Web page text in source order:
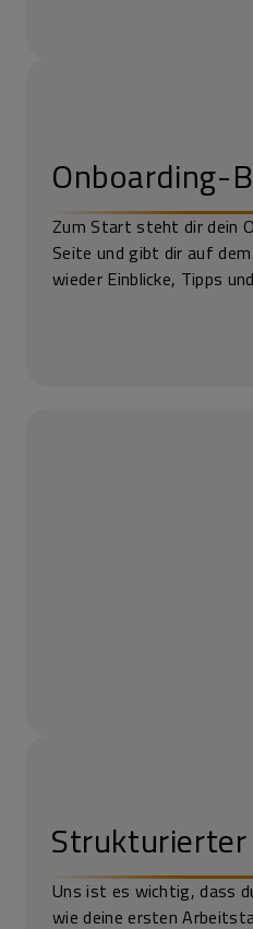
Onboarding-
Zum Start steht dir dein
Seite und gibt dir auf
wieder Einblicke, Tipps
Strukturierter
Uns ist es wichtig, dass
wie deine ersten